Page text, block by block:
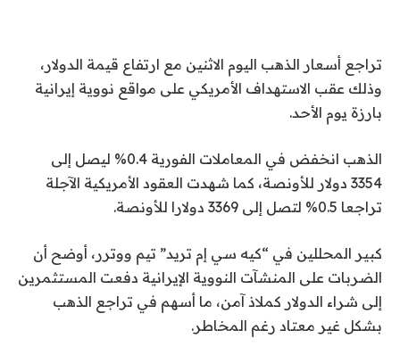
تراجع أسعار الذهب اليوم الاثنين مع ارتفاع قيمة الدولار،
وذلك عقب الاستهداف الأمريكي على مواقع نووية إيرانية
بارزة يوم الأحد.
الذهب انخفض في المعاملات الفورية 0.4% ليصل إلى
3354 دولار للأونصة، كما شهدت العقود الأمريكية الآجلة
تراجعا 0.5% لتصل إلى 3369 دولارا للأونصة.
كبير المحللين في “كيه سي إم تريد” تيم ووترر، أوضح أن
الضربات على المنشآت النووية الإيرانية دفعت المستثمرين
إلى شراء الدولار كملاذ آمن، ما أسهم في تراجع الذهب
بشكل غير معتاد رغم المخاطر.